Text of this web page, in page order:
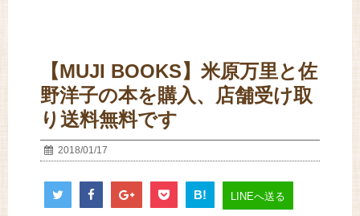
【MUJI BOOKS】米原万里と佐
野洋子の本を購入、店舗受け取
り送料無料です
2018/01/17
B! LINEへ送る